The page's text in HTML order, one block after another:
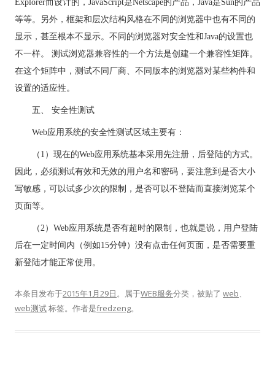
Explorer而设计的，JavaScript是Netscape的产品，Java是Sun的产品
等等。另外，框架和层次结构风格在不同的浏览器中也有不同的
显示，甚至根本不显示。不同的浏览器对安全性和Java的设置也
不一样。 测试浏览器兼容性的一个方法是创建一个兼容性矩阵。
在这个矩阵中，测试不同厂商、不同版本的浏览器对某些构件和
设置的适应性。
五、 安全性测试
Web应用 系统的安全性测试区域主要有：
（1）现在的Web应用系统基本采用先注册，后登陆的方式。
因此，必须测试有效和无效的用户名和密码，要注意到是否大小
写敏感，可以试多少次的限制，是否可以不登陆而直接浏览某个
页面等。
（2）Web应用系统是否有超时的限制，也就是说，用户登陆
后在一定时间内（例如15分钟）没有点击任何页面，是否需要重
新登陆才能正常使用。
本条目发布于2015年1月29日。属于WEB服务分类，被贴了 web、
web测试标签。 作者是fredzeng。